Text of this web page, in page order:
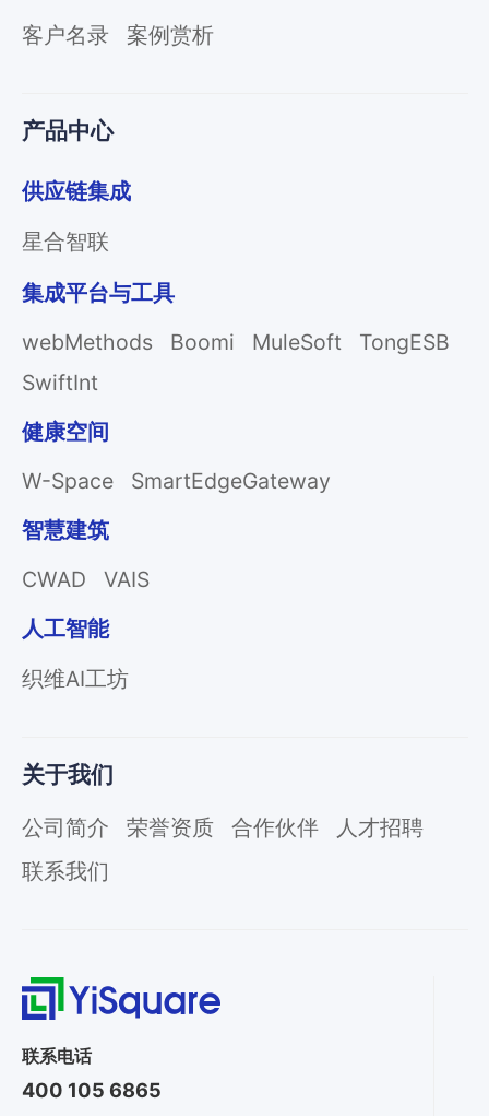
联系电话
400 105 6865
客户名录 案例赏析
产品中心
供应链集成
星合智联
集成平台与工具
webMethods
Boomi MuleSoft
TongESB
SwiftInt
健康空间
W-Space
SmartEdgeGateway
智慧建筑
CWAD
VAIS
人工智能
织维AI工坊
关于我们
公司简介 荣誉资质 合作伙伴
人才招聘
联系我们